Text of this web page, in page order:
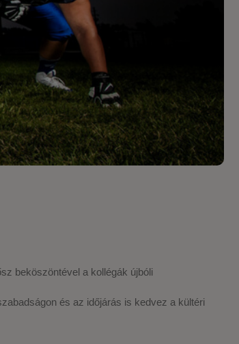
beköszöntével a kollégák újbóli
és az időjárás is kedvez a kültéri